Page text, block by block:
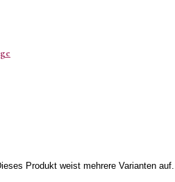
Produkt weist mehrere Varianten